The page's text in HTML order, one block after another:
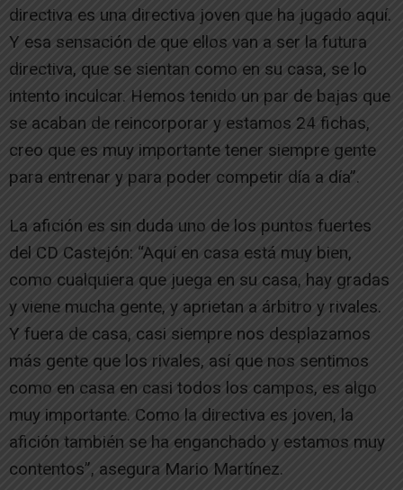
directiva es una directiva joven que ha jugado aquí.
Y esa sensación de que ellos van a ser la futura
directiva, que se sientan como en su casa, se lo
intento inculcar. Hemos tenido un par de bajas que
se acaban de reincorporar y estamos 24 fichas,
creo que es muy importante tener siempre gente
para entrenar y para poder competir día a día”.
La afición es sin duda uno de los puntos fuertes
del CD Castejón: “Aquí en casa está muy bien,
como cualquiera que juega en su casa, hay gradas
y viene mucha gente, y aprietan a árbitro y rivales.
Y fuera de casa, casi siempre nos desplazamos
más gente que los rivales, así que nos sentimos
como en casa en casi todos los campos, es algo
muy importante. Como la directiva es joven, la
afición también se ha enganchado y estamos muy
contentos”, asegura Mario Martínez.